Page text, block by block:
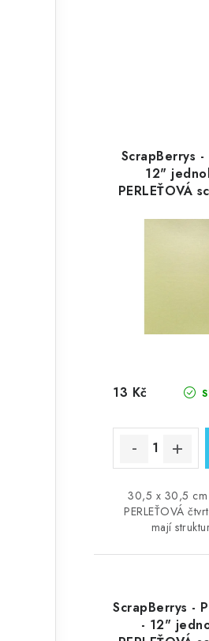
ScrapBerrys -
12"
PERLEŤOVÁ
13 Kč
30,5 x 30,5
PERLEŤOVÁ
mají
ScrapBerrys -
- 12"